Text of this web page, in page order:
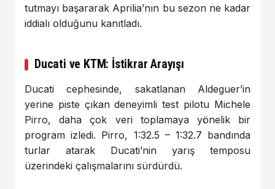
tutmayı başararak Aprilia’nın bu sezon ne kadar
iddialı olduğunu kanıtladı.
Ducati ve KTM: İstikrar Arayışı
Ducati cephesinde, sakatlanan Aldeguer’in
yerine piste çıkan deneyimli test pilotu Michele
Pirro, daha çok veri toplamaya yönelik bir
program izledi. Pirro, 1:32.5 – 1:32.7 bandında
turlar atarak Ducati’nin yarış temposu
üzerindeki çalışmalarını sürdürdü.